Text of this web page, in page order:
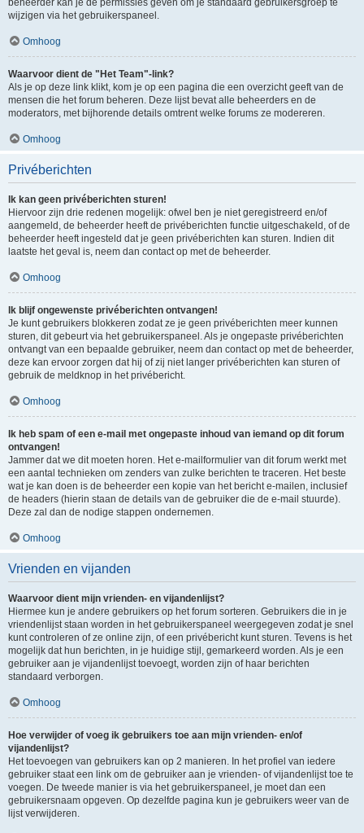
beheerder kan je de permissies geven om je standaard gebruikersgroep te
wijzigen via het gebruikerspaneel.
Omhoog
Waarvoor dient de "Het Team"-link?
Als je op deze link klikt, kom je op een pagina die een overzicht geeft van de
mensen die het forum beheren. Deze lijst bevat alle beheerders en de
moderators, met bijhorende details omtrent welke forums ze modereren.
Omhoog
Privéberichten
Ik kan geen privéberichten sturen!
Hiervoor zijn drie redenen mogelijk: ofwel ben je niet geregistreerd en/of
aangemeld, de beheerder heeft de privéberichten functie uitgeschakeld, of de
beheerder heeft ingesteld dat je geen privéberichten kan sturen. Indien dit
laatste het geval is, neem dan contact op met de beheerder.
Omhoog
Ik blijf ongewenste privéberichten ontvangen!
Je kunt gebruikers blokkeren zodat ze je geen privéberichten meer kunnen
sturen, dit gebeurt via het gebruikerspaneel. Als je ongepaste privéberichten
ontvangt van een bepaalde gebruiker, neem dan contact op met de beheerder,
deze kan ervoor zorgen dat hij of zij niet langer privéberichten kan sturen of
gebruik de meldknop in het privébericht.
Omhoog
Ik heb spam of een e-mail met ongepaste inhoud van iemand op dit forum
ontvangen!
Jammer dat we dit moeten horen. Het e-mailformulier van dit forum werkt met
een aantal technieken om zenders van zulke berichten te traceren. Het beste
wat je kan doen is de beheerder een kopie van het bericht e-mailen, inclusief
de headers (hierin staan de details van de gebruiker die de e-mail stuurde).
Deze zal dan de nodige stappen ondernemen.
Omhoog
Vrienden en vijanden
Waarvoor dient mijn vrienden- en vijandenlijst?
Hiermee kun je andere gebruikers op het forum sorteren. Gebruikers die in je
vriendenlijst staan worden in het gebruikerspaneel weergegeven zodat je snel
kunt controleren of ze online zijn, of een privébericht kunt sturen. Tevens is het
mogelijk dat hun berichten, in je huidige stijl, gemarkeerd worden. Als je een
gebruiker aan je vijandenlijst toevoegt, worden zijn of haar berichten
standaard verborgen.
Omhoog
Hoe verwijder of voeg ik gebruikers toe aan mijn vrienden- en/of
vijandenlijst?
Het toevoegen van gebruikers kan op 2 manieren. In het profiel van iedere
gebruiker staat een link om de gebruiker aan je vrienden- of vijandenlijst toe te
voegen. De tweede manier is via het gebruikerspaneel, je moet dan een
gebruikersnaam opgeven. Op dezelfde pagina kun je gebruikers weer van de
lijst verwijderen.